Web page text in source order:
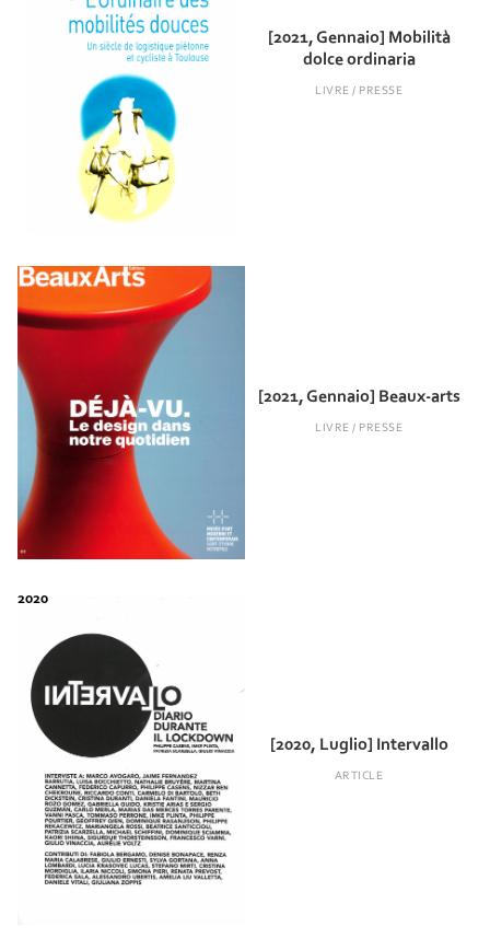
[2021, Gennaio] Mobilità
dolce ordinaria
LIVRE / PRESSE
[2021, Gennaio] Beaux-arts
LIVRE / PRESSE
[2020, Luglio] Intervallo
ARTICLE